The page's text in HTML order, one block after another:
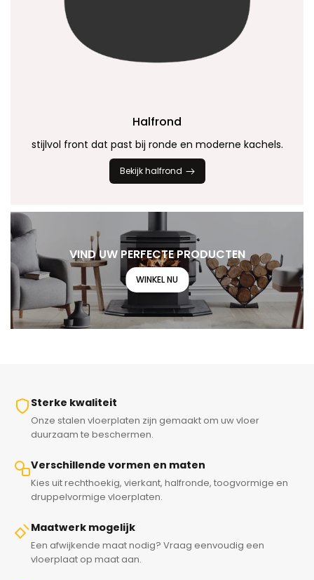
Halfrond
stijlvol front dat past bij ronde en moderne kachels.
Bekijk halfrond
VIND UW PERFECTE PRODUCTEN
WINKEL NU
Sterke kwaliteit
Onze stalen vloerplaten zijn gemaakt om uw vloer
duurzaam te beschermen.
Verschillende vormen en maten
Kies uit rechthoekig, vierkant, halfronde, toogvormige en
druppelvormige vloerplaten.
Maatwerk mogelijk
Een afwijkende maat nodig? Vraag eenvoudig een
vloerplaat op maat aan.